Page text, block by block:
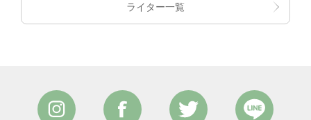
ライター一覧